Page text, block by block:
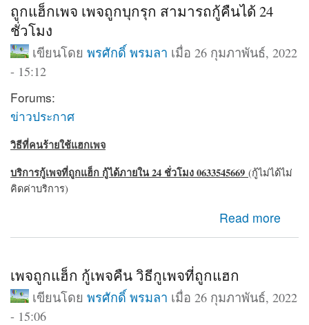
ถูกแฮ็กเพจ เพจถูกบุกรุก สามารถกู้คืนได้ 24
ชั่วโมง
เขียนโดย พรศักดิ์ พรมลา เมื่อ 26 กุมภาพันธ์, 2022
- 15:12
Forums:
ข่าวประกาศ
วิธีที่คนร้ายใช้แฮกเพจ
บริการกู้เพจที่ถูกแฮ็ก กู้ได้ภายใน 24 ชั่วโมง 0633545669 (กู้ไม่ได้ไม่
คิดค่าบริการ)
Read more
about ถูกแฮ็กเพจ เพจถูกบุกรุก สามารถกู้คืนได้ 24 ชั่วโมง
เพจถูกแฮ็ก กู้เพจคืน วิธีกูเพจที่ถูกแฮก
เขียนโดย พรศักดิ์ พรมลา เมื่อ 26 กุมภาพันธ์, 2022
- 15:06